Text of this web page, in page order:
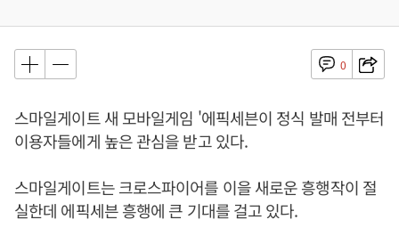
0
스마일게이트 새 모바일게임 '에픽세븐이 정식 발매 전부터
이용자들에게 높은 관심을 받고 있다.
스마일게이트는 크로스파이어를 이을 새로운 흥행작이 절
실한데 에픽세븐 흥행에 큰 기대를 걸고 있다.